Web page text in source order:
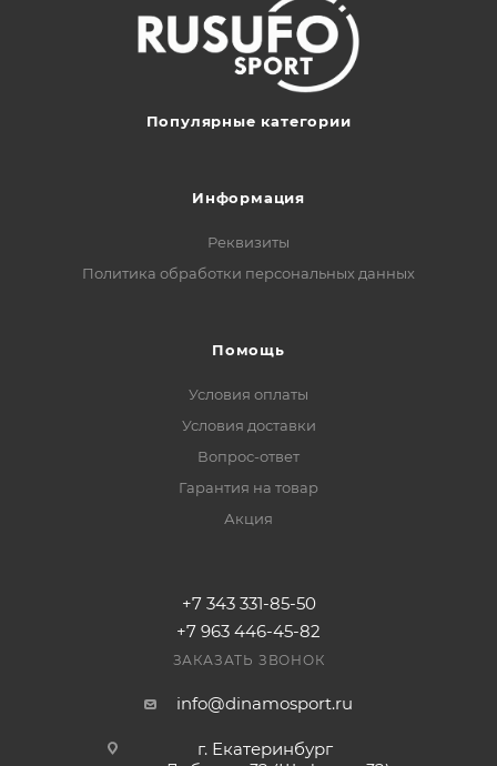
Популярные категории
Информация
Реквизиты
Политика обработки персональных данных
Помощь
Условия оплаты
Условия доставки
Вопрос-ответ
Гарантия на товар
Акция
+7 343 331-85-50
+7 963 446-45-82
ЗАКАЗАТЬ ЗВОНОК
info@dinamosport.ru
г. Екатеринбург